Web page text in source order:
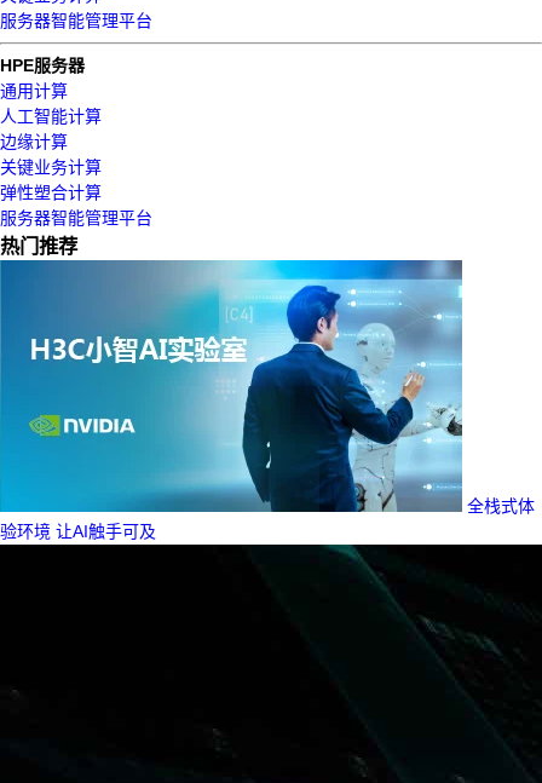
服务器智能管理平台
HPE服务器
通用计算
人工智能计算
边缘计算
关键业务计算
弹性塑合计算
服务器智能管理平台
热门推荐
全栈式体
验环境 让AI触手可及